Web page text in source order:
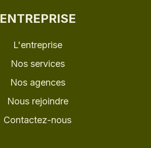
ENTREPRISE
L'entreprise
Nos services
Nos agences
Nous rejoindre
Contactez-nous